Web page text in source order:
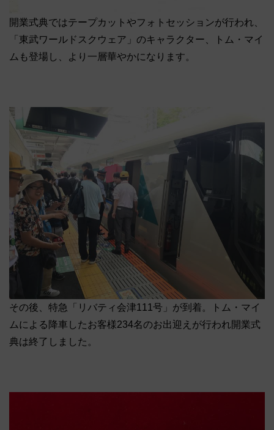
開業式典ではテープカットやフォトセッションが行われ、
「東武ワールドスクウェア」のキャラクター、トム・マイ
ムも登場し、より一層華やかになります。
その後、特急「リバティ会津111号」が到着。トム・マイ
ムによる降車したお客様234名のお出迎えが行われ開業式
典は終了しました。